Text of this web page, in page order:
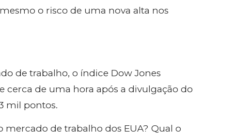
o risco de uma nova alta nos
de trabalho, o índice Dow Jones
cerca de uma hora após a divulgação do
mil pontos.
mercado de trabalho dos EUA? Qual o